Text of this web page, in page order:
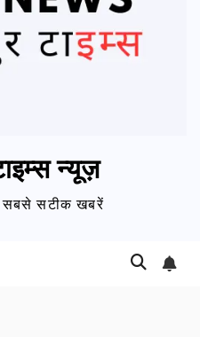
न्यूज़
सटीक खबरें